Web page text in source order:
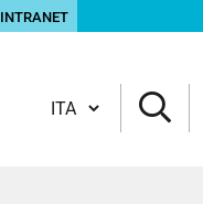
INTRANET
Cambia lingua